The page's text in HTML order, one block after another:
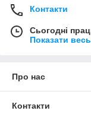
Контакти
Сьогодні
Показати
Про нас
Контакти